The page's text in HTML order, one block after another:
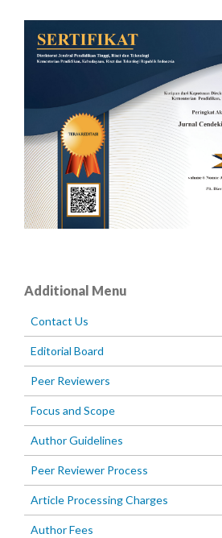
Additional Menu
Contact Us
Editorial Board
Peer Reviewers
Focus and Scope
Author Guidelines
Peer Reviewer Process
Article Processing Charges
Author Fees